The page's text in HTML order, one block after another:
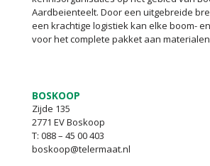
Aardbeienteelt. Door een uitgebreide
een krachtige logistiek kan elke boom-
voor het complete pakket aan
BOSKOOP
Zijde 135
2771 EV Boskoop
T: 088 – 45 00 403
boskoop@telermaat.nl